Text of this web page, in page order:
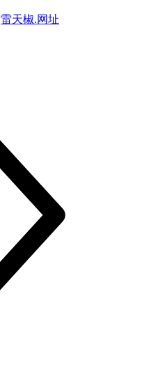
雷天椒.网址